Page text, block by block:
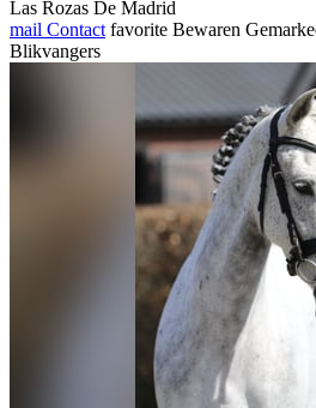
Las Rozas De Madrid
mail Contact favorite Bewaren
Blikvangers